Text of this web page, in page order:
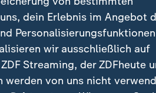
dein Erlebnis im Angebot
Personalisierungsfunktionen
wir ausschließlich auf
Streaming, der ZDFheute
werden von uns nicht